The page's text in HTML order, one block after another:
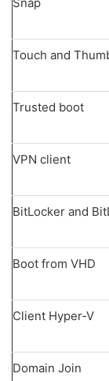
Touch and
Trusted boot
VPN client
BitLocker and
Boot from VHD
Client Hyper-V
Domain Join